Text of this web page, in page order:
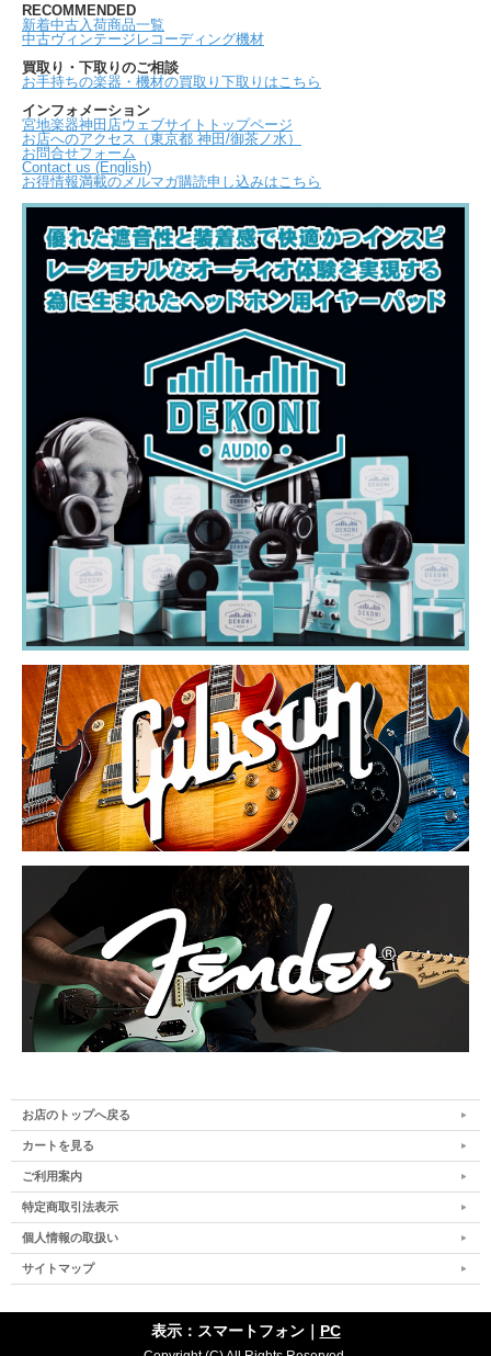
RECOMMENDED
新着中古入荷商品一覧
中古ヴィンテージレコーディング機材
買取り・下取りのご相談
お手持ちの楽器・機材の買取り下取りはこちら
インフォメーション
宮地楽器神田店ウェブサイトトップページ
お店へのアクセス（東京都 神田/御茶ノ水）
お問合せフォーム
Contact us (English)
お得情報満載のメルマガ購読申し込みはこちら
お店のトップへ戻る
カートを見る
ご利用案内
特定商取引法表示
個人情報の取扱い
サイトマップ
表示：スマートフォン｜ PC